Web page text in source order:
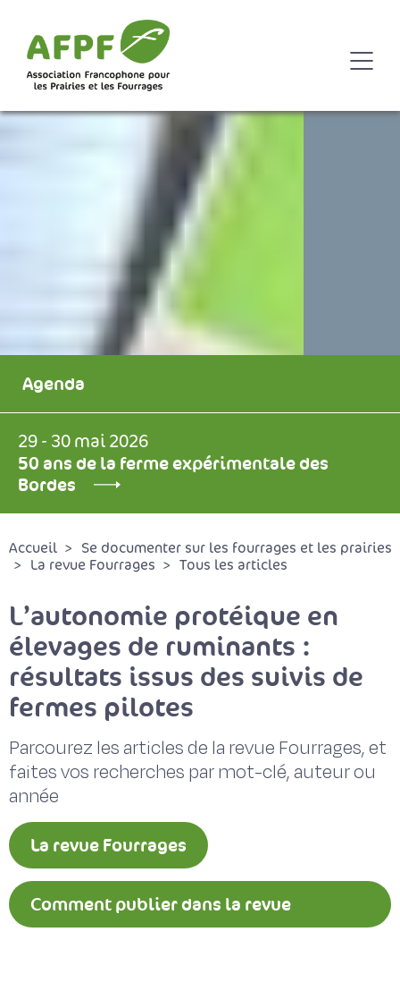
Agenda
29 - 30 mai 2026
50 ans de la ferme expérimentale des
Bordes
Accueil
Se documenter sur les fourrages et les prairies
La revue Fourrages
Tous les articles
L’autonomie protéique en
élevages de ruminants :
résultats issus des suivis de
fermes pilotes
Parcourez les articles de la revue Fourrages, et
faites vos recherches par mot-clé, auteur ou
année
La revue Fourrages
Comment publier dans la revue